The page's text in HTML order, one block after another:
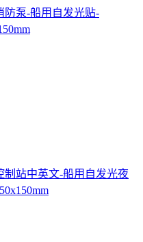
防泵-船用自发光贴-
制站中英文-船用自发光夜